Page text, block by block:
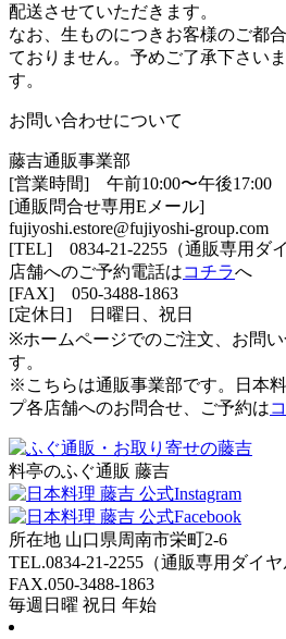
配送させていただきます。
なお、生ものにつきお客様のご都
ておりません。予めご了承下さい
す。
お問い合わせについて
藤吉通販事業部
[営業時間] 午前10:00〜午後17:00
[通販問合せ専用Eメール]
fujiyoshi.estore@fujiyoshi-group.com
[TEL] 0834-21-2255（通販専用ダ
店舗へのご予約電話はコチラへ
[FAX] 050-3488-1863
[定休日] 日曜日、祝日
※ホームページでのご注文、お問
す。
※こちらは通販事業部です。日本
プ各店舗へのお問合せ、ご予約は
料亭のふぐ通販 藤吉
所在地 山口県周南市栄町2-6
TEL.0834-21-2255 （通販専用ダイヤ
FAX.050-3488-1863
毎週日曜 祝日 年始